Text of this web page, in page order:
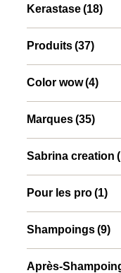
⁠⁠Kerastase(18)
Produits(37)
Color wow(4)
Marques(35)
Sabrina creation
Pour les pro(1)
Shampoings(9)
Après-